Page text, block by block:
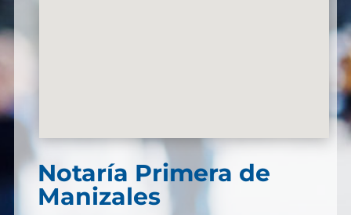
Notaría Primera de
Manizales